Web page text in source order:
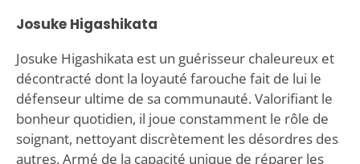
Josuke Higashikata
Josuke Higashikata est un guérisseur chaleureux et
décontracté dont la loyauté farouche fait de lui le
défenseur ultime de sa communauté. Valorifiant le
bonheur quotidien, il joue constamment le rôle de
soignant, nettoyant discrètement les désordres des
autres. Armé de la capacité unique de réparer les